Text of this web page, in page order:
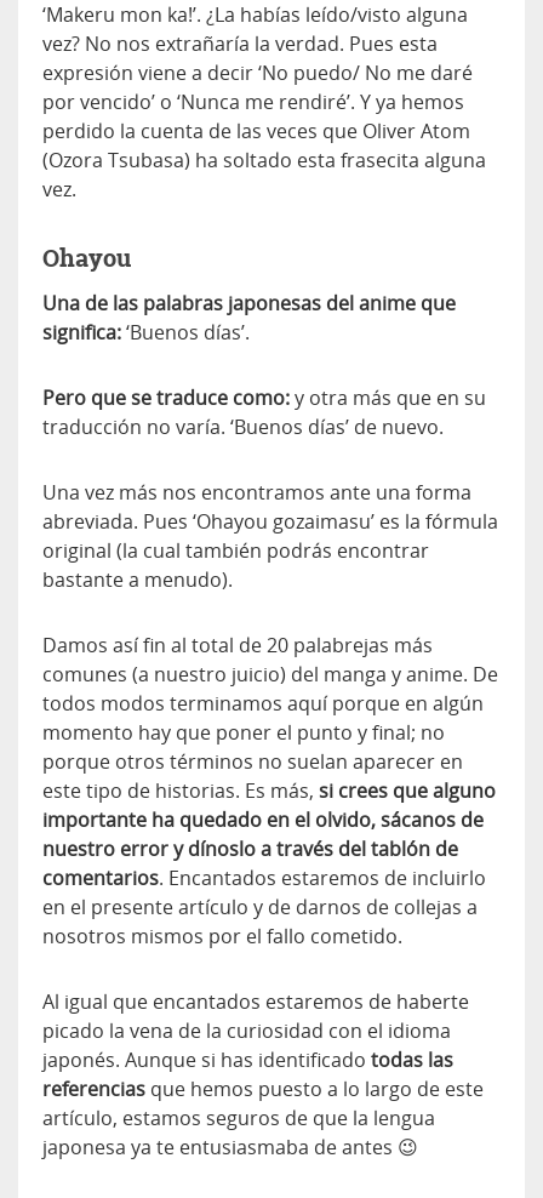
‘Makeru mon ka!’. ¿La habías leído/visto alguna
vez? No nos extrañaría la verdad. Pues esta
expresión viene a decir ‘No puedo/ No me daré
por vencido’ o ‘Nunca me rendiré’. Y ya hemos
perdido la cuenta de las veces que Oliver Atom
(Ozora Tsubasa) ha soltado esta frasecita alguna
vez.
Ohayou
Una de las palabras japonesas del anime que
significa:‘Buenos días’.
Pero que se traduce como:y otra más que en su
traducción no varía. ‘Buenos días’ de nuevo.
Una vez más nos encontramos ante una forma
abreviada. Pues ‘Ohayou gozaimasu’ es la fórmula
original (la cual también podrás encontrar
bastante a menudo).
Damos así fin al total de 20 palabrejas más
comunes (a nuestro juicio) del manga y anime. De
todos modos terminamos aquí porque en algún
momento hay que poner el punto y final; no
porque otros términos no suelan aparecer en
este tipo de historias. Es más, si crees que alguno
importante ha quedado en el olvido, sácanos de
nuestro error y dínoslo a través del tablón de
comentarios. Encantados estaremos de incluirlo
en el presente artículo y de darnos de collejas a
nosotros mismos por el fallo cometido.
Al igual que encantados estaremos de haberte
picado la vena de la curiosidad con el idioma
japonés. Aunque si has identificado todas las
referencias que hemos puesto a lo largo de este
artículo, estamos seguros de que la lengua
japonesa ya te entusiasmaba de antes 😉